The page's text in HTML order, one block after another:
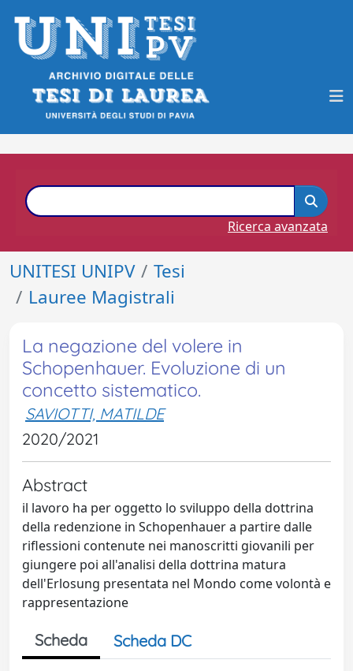
Ricerca avanzata
UNITESI UNIPV
Tesi
Lauree Magistrali
La negazione del volere in
Schopenhauer. Evoluzione di un
concetto sistematico.
SAVIOTTI, MATILDE
2020/2021
Abstract
il lavoro ha per oggetto lo sviluppo della dottrina
della redenzione in Schopenhauer a partire dalle
riflessioni contenute nei manoscritti giovanili per
giungere poi all'analisi della dottrina matura
dell'Erlosung presentata nel Mondo come volontà e
rappresentazione
Scheda Scheda DC